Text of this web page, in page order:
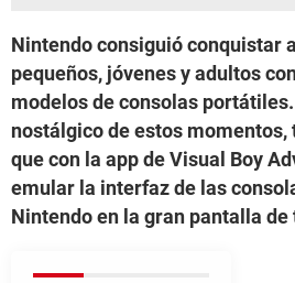
Nintendo consiguió conquistar
pequeños, jóvenes y adultos
modelos de consolas
nostálgico de estos momentos,
que con la app de Visual Boy
emular la interfaz de las
Nintendo en la gran pantalla de